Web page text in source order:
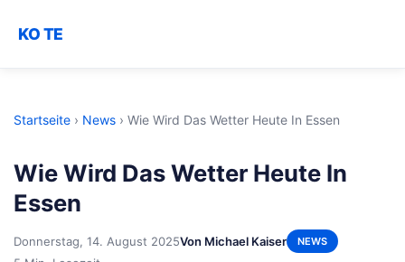
KO TE
Startseite › News › Wie Wird Das Wetter Heute In Essen
Wie Wird Das Wetter Heute In
Essen
Donnerstag, 14. August 2025Von Michael Kaiser NEWS